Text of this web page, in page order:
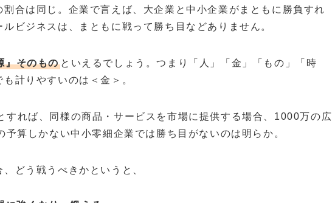
合は同じ。企業で言えば、大企業と中小企業がまともに勝負すれ
ビジネスは、まともに戦って勝ち目などありません。
』そのもの といえるでしょう。つまり「人」「金」「もの」「時
計りやすいのは＜金＞。
すれば、同様の商品・サービスを市場に提供する場合、1000万の広
算しかない中小零細企業では勝ち目がないのは明らか。
どう戦うべきかというと、